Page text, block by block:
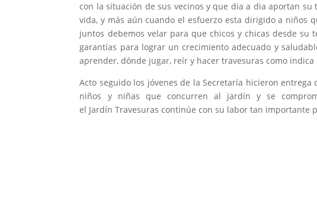
con la situación de sus vecinos y que dia a dia aportan
vida, y más aún cuando el esfuerzo esta dirigido a niños
juntos debemos velar para que chicos y chicas desde
garantías para lograr un crecimiento adecuado y
aprender, dónde jugar, reír y hacer travesuras como
Acto seguido los jóvenes de la Secretaría hicieron
niños y niñas que concurren al jardín y se
el Jardín Travesuras continúe con su labor tan importante